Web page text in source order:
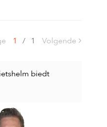
1 / 1 Volgende
biedt